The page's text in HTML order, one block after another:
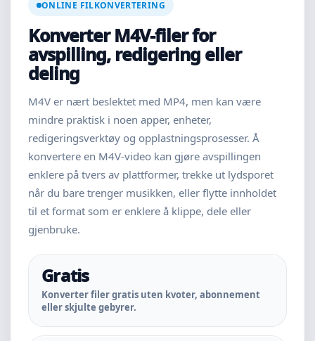
ONLINE FILKONVERTERING
Konverter M4V-filer for
avspilling, redigering eller
deling
M4V er nært beslektet med MP4, men kan være
mindre praktisk i noen apper, enheter,
redigeringsverktøy og opplastningsprosesser. Å
konvertere en M4V-video kan gjøre avspillingen
enklere på tvers av plattformer, trekke ut lydsporet
når du bare trenger musikken, eller flytte innholdet
til et format som er enklere å klippe, dele eller
gjenbruke.
Gratis
Konverter filer gratis uten kvoter, abonnement
eller skjulte gebyrer.